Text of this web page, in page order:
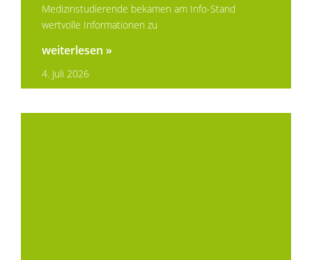
Medizinstudierende bekamen am Info-Stand
wertvolle Informationen zu
weiterlesen »
4. Juli 2026